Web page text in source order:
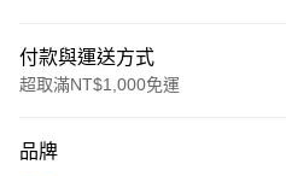
付款與運送方式
超取滿NT$1,000免運
信用卡一次付款
品牌